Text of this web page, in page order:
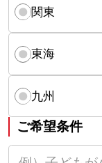
関東
東海
九州
ご希望条件